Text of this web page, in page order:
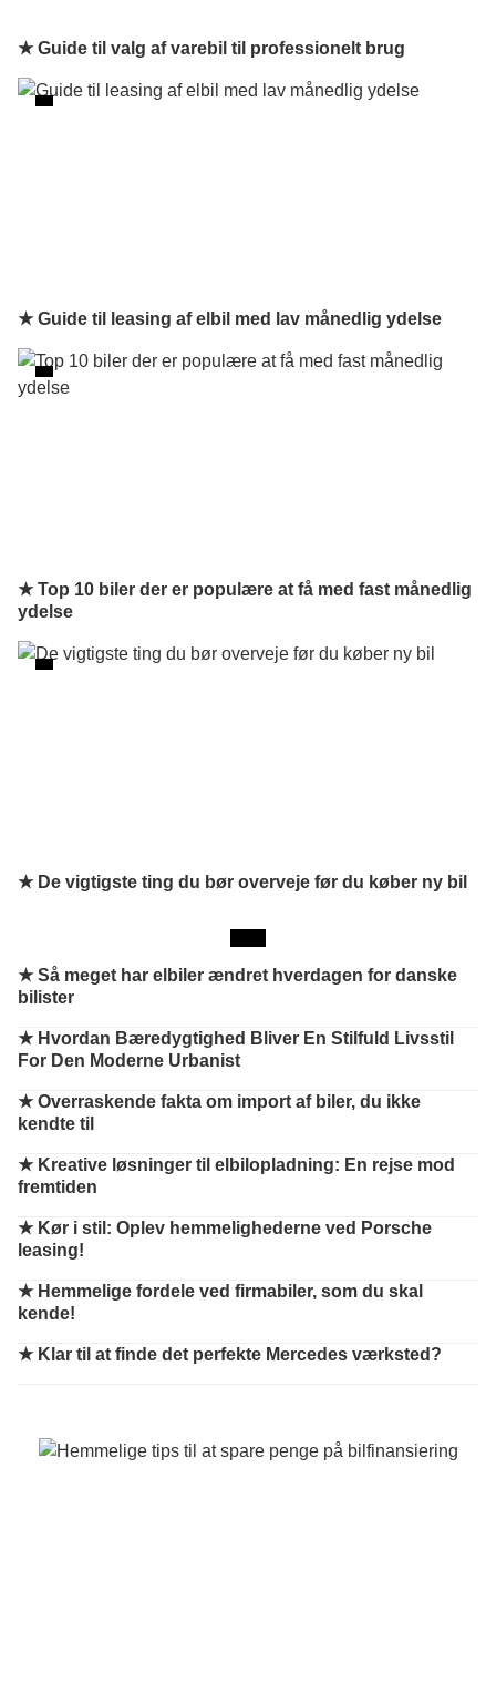
★ Guide til valg af varebil til professionelt brug
★ Guide til leasing af elbil med lav månedlig ydelse
★ Top 10 biler der er populære at få med fast månedlig
ydelse
★ De vigtigste ting du bør overveje før du køber ny bil
★Så meget har elbiler ændret hverdagen for danske
bilister
★ Hvordan Bæredygtighed Bliver En Stilfuld Livsstil
For Den Moderne Urbanist
★Overraskende fakta om import af biler, du ikke
kendte til
★ Kreative løsninger til elbilopladning: En rejse mod
fremtiden
★ Kør i stil: Oplev hemmelighederne ved Porsche
leasing!
★ Hemmelige fordele ved firmabiler, som du skal
kende!
★ Klar til at finde det perfekte Mercedes værksted?